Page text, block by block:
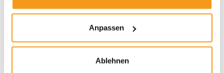
Anpassen
Ablehnen
1970